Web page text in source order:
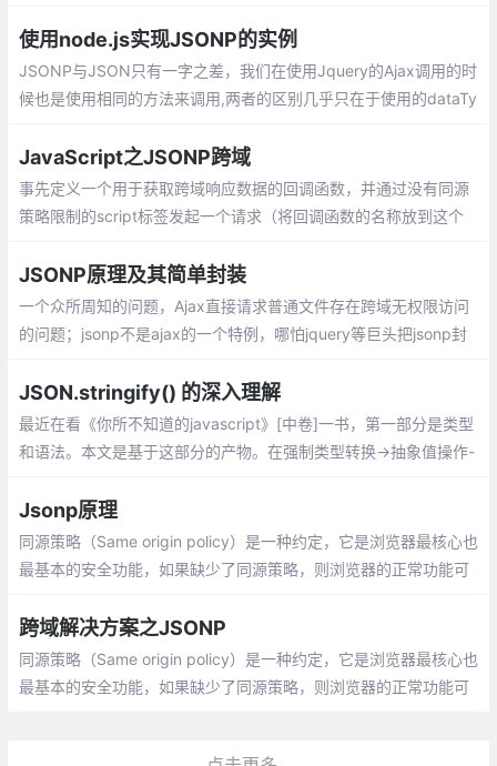
呢？这是因为同源策略。
使用node.js实现JSONP的实例
JSONP与JSON只有一字之差，我们在使用Jquery的Ajax调用的时
候也是使用相同的方法来调用,两者的区别几乎只在于使用的dataTy
东西，JSON是一个数据格式
JavaScript之JSONP跨域
事先定义一个用于获取跨域响应数据的回调函数，并通过没有同源
策略限制的script标签发起一个请求（将回调函数的名称放到这个
将需要响应的数据放到回调函数的参数里
JSONP原理及其简单封装
一个众所周知的问题，Ajax直接请求普通文件存在跨域无权限访问
的问题；jsonp不是ajax的一个特例，哪怕jquery等巨头把jsonp封
JSON.stringify() 的深入理解
最近在看《你所不知道的javascript》[中卷]一书，第一部分是类型
和语法。本文是基于这部分的产物。在强制类型转换->抽象值操作-
象序列化为字符串部分介绍进行了详细的介绍。
Jsonp原理
同源策略（Same origin policy）是一种约定，它是浏览器最核心也
最基本的安全功能，如果缺少了同源策略，则浏览器的正常功能可
器只是针对同源策略的一种实现。
跨域解决方案之JSONP
同源策略（Same origin policy）是一种约定，它是浏览器最核心也
最基本的安全功能，如果缺少了同源策略，则浏览器的正常功能可